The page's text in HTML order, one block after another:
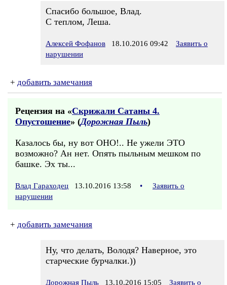
Спасибо большое, Влад.
С теплом, Леша.
Алексей Фофанов 18.10.2016 09:42
Заявить о
нарушении
+ добавить замечания
Рецензия на «Скрижали Сатаны 4.
Опустошение» (Дорожная Пыль)
Казалось бы, ну вот ОНО!.. Не ужели ЭТО
возможно? Ан нет. Опять пыльным мешком по
башке. Эх ты...
Влад Гараходец 13.10.2016 13:58 •
Заявить о
нарушении
+ добавить замечания
Ну, что делать, Володя? Наверное, это
старческие бурчалки.))
Дорожная Пыль 13.10.2016 15:05
Заявить о